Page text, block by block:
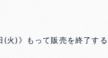
)》もって販売を終了す